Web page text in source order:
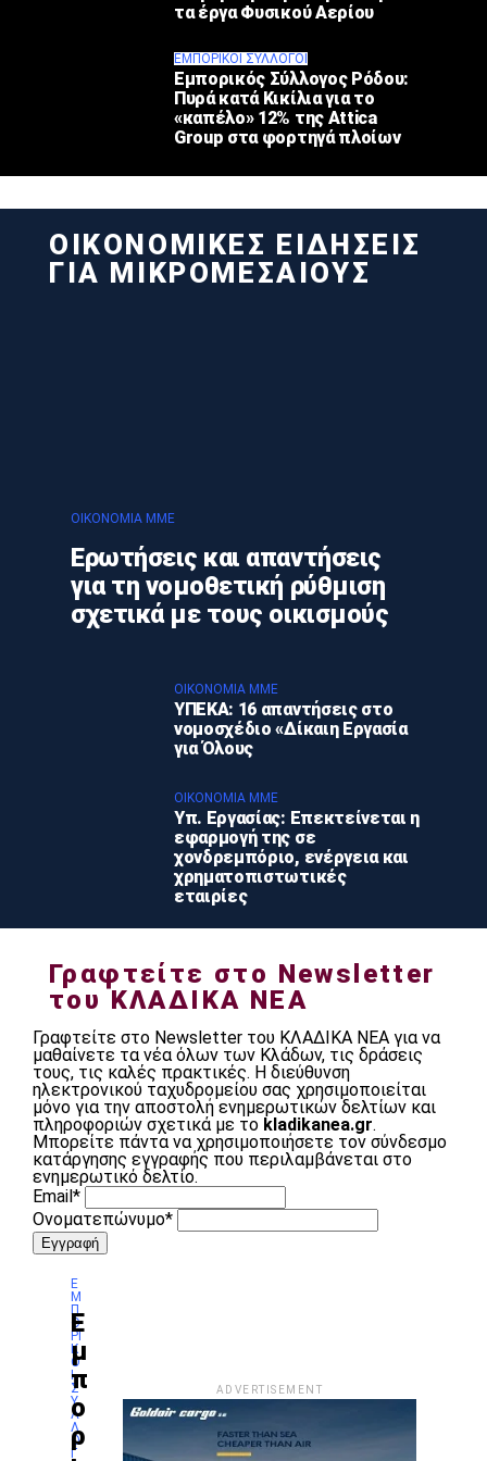
τα έργα Φυσικού Αερίου
ΕΜΠΟΡΙΚΟΊ ΣΎΛΛΟΓΟΙ
Εμπορικός Σύλλογος Ρόδου:
Πυρά κατά Κικίλια για το
«καπέλο» 12% της Attica
Group στα φορτηγά πλοίων
ΟΙΚΟΝΟΜΙΚΕΣ ΕΙΔΗΣΕΙΣ
ΓΙΑ ΜΙΚΡΟΜΕΣΑΙΟΥΣ
ΟΙΚΟΝΟΜΊΑ ΜΜΕ
Ερωτήσεις και απαντήσεις
για τη νομοθετική ρύθμιση
σχετικά με τους οικισμούς
ΟΙΚΟΝΟΜΊΑ ΜΜΕ
ΥΠΕΚΑ: 16 απαντήσεις στο
νομοσχέδιο «Δίκαιη Εργασία
για Όλους
ΟΙΚΟΝΟΜΊΑ ΜΜΕ
Υπ. Εργασίας: Επεκτείνεται η
εφαρμογή της σε
χονδρεμπόριο, ενέργεια και
χρηματοπιστωτικές
εταιρίες
Γραφτείτε στο Newsletter
του ΚΛΑΔΙΚΑ ΝΕΑ
Γραφτείτε στο Newsletter του ΚΛΑΔΙΚΑ ΝΕΑ για να
μαθαίνετε τα νέα όλων των Κλάδων, τις δράσεις
τους, τις καλές πρακτικές. Η διεύθυνση
ηλεκτρονικού ταχυδρομείου σας χρησιμοποιείται
μόνο για την αποστολή ενημερωτικών δελτίων και
πληροφοριών σχετικά με το kladikanea.gr.
Μπορείτε πάντα να χρησιμοποιήσετε τον σύνδεσμο
κατάργησης εγγραφής που περιλαμβάνεται στο
ενημερωτικό δελτίο.
Email*
Ονοματεπώνυμο*
Ε
Μ
Π
Ο
ΡΙ
Κ
Ο
Ί
Σ
Ύ
Λ
Λ
Ο
Γ
Ε
μ
π
ο
ρ
ADVERTISEMENT